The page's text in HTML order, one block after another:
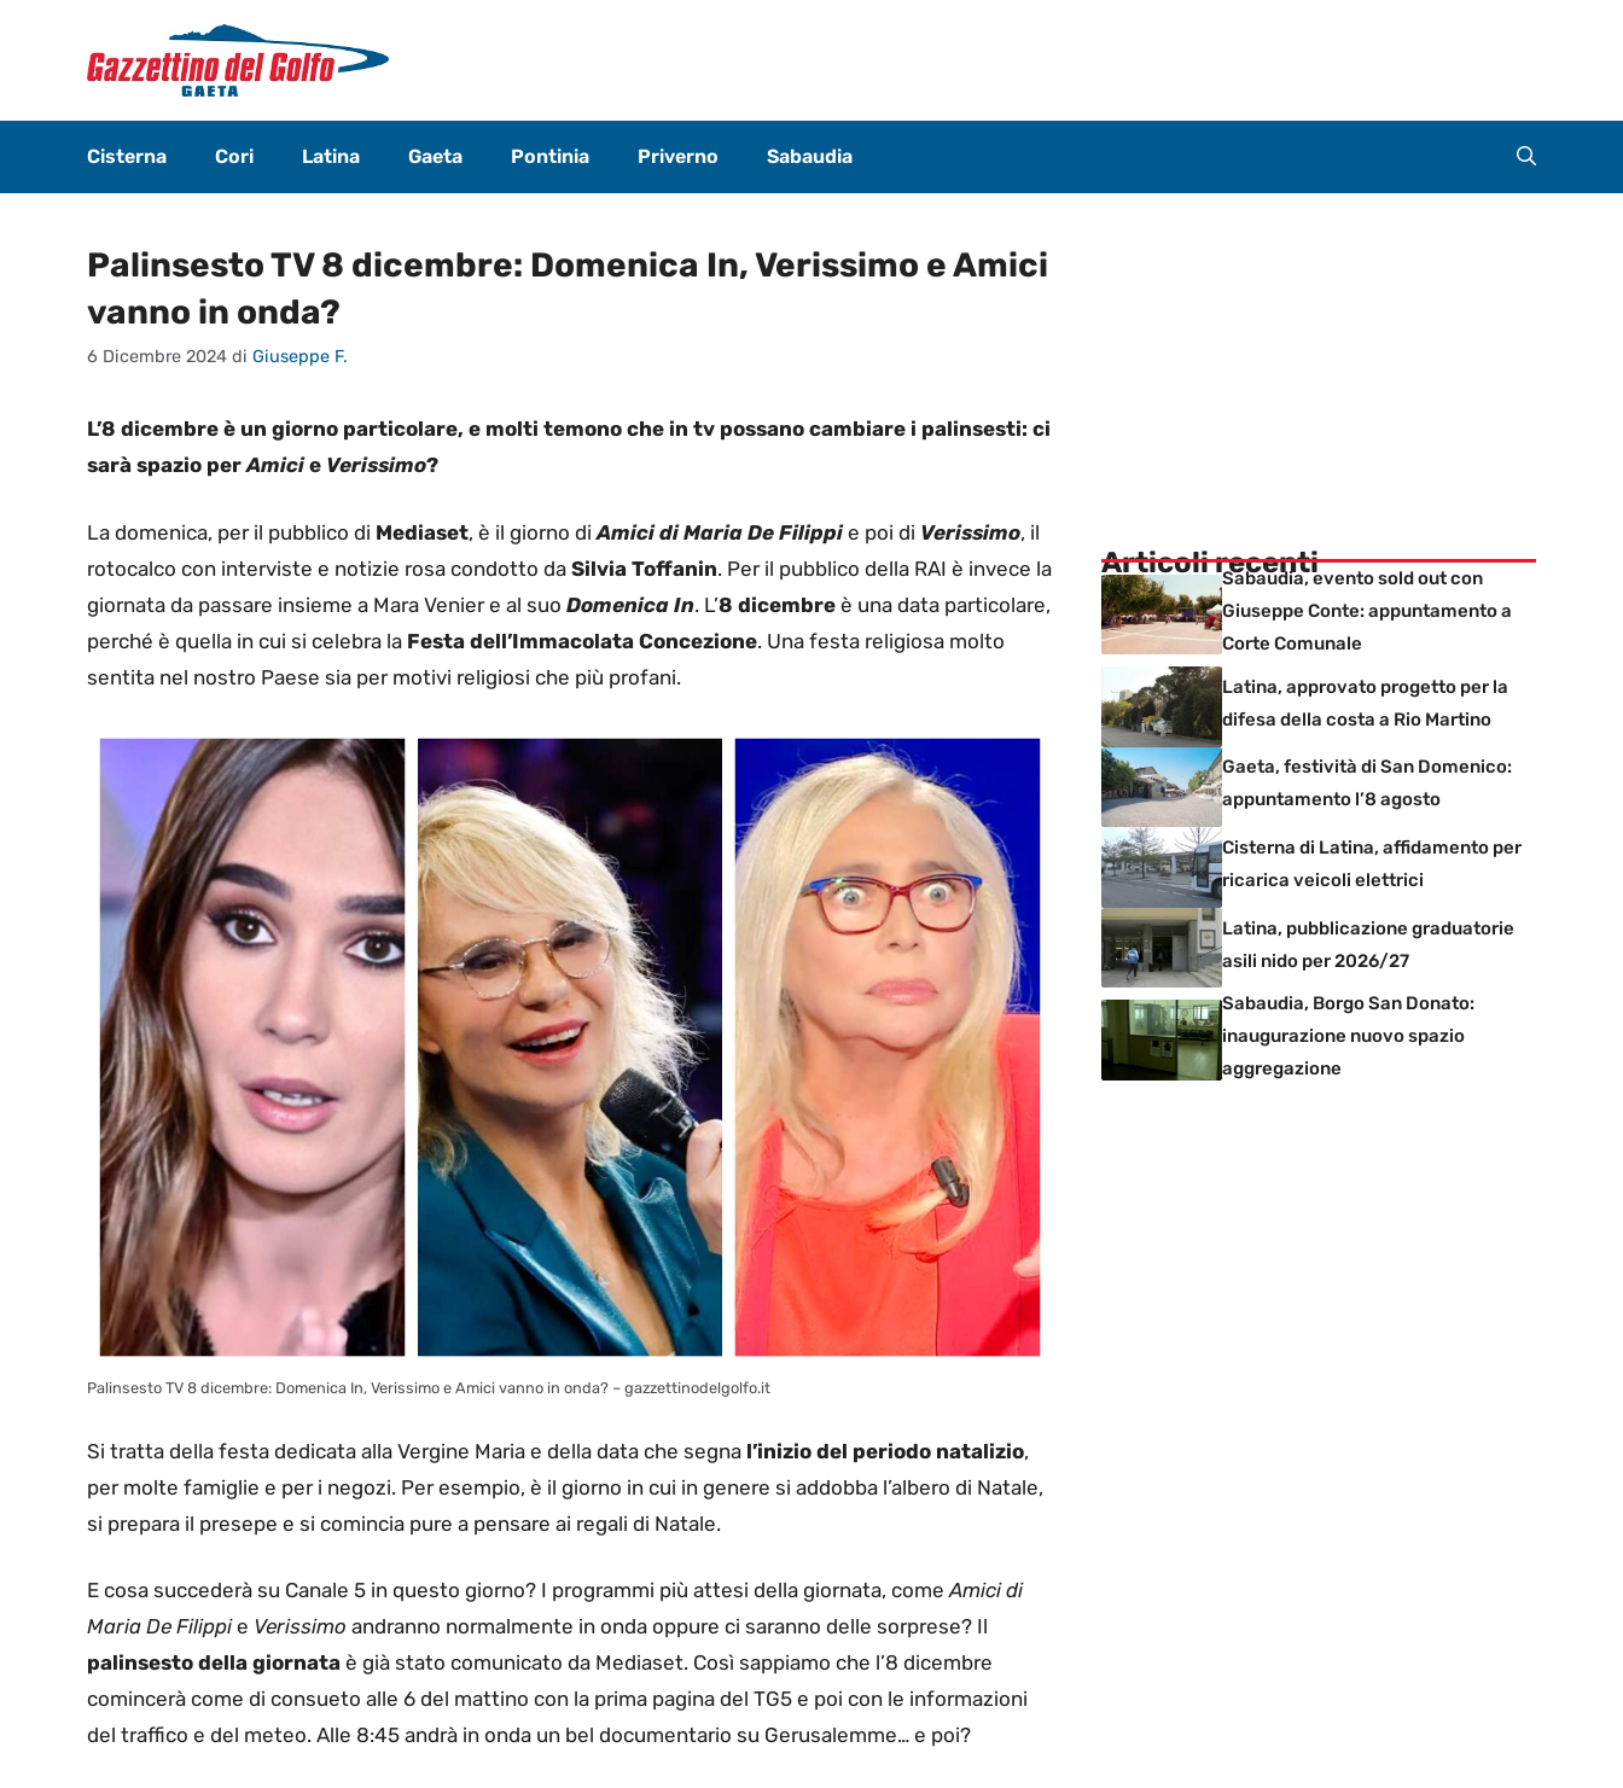
contenuto
Cisterna Cori Latina Gaeta Pontinia Priverno Sabaudia
Palinsesto TV 8 dicembre: Domenica In, Verissimo e Amici
vanno in onda?
6 Dicembre 2024 di Giuseppe F.
L’8 dicembre è un giorno particolare, e molti temono che in tv possano cambiare i palinsesti: ci
sarà spazio perAmicie Verissimo?
La domenica, per il pubblico di Mediaset, è il giorno diAmici di Maria De Filippie poi di Verissimo, il
rotocalco con interviste e notizie rosa condotto da Silvia Toffanin. Per il pubblico della RAI è invece la
giornata da passare insieme a Mara Venier e al suo Domenica In. L’8 dicembre è una data particolare,
perché è quella in cui si celebra la Festa dell’Immacolata Concezione. Una festa religiosa molto
sentita nel nostro Paese sia per motivi religiosi che più profani.
Palinsesto TV 8 dicembre: Domenica In, Verissimo e Amici vanno in onda? – gazzettinodelgolfo.it
Si tratta della festa dedicata alla Vergine Maria e della data che segna l’inizio del periodo natalizio,
per molte famiglie e per i negozi. Per esempio, è il giorno in cui in genere si addobba l’albero di Natale,
si prepara il presepe e si comincia pure a pensare ai regali di Natale.
E cosa succederà su Canale 5 in questo giorno? I programmi più attesi della giornata, comeAmici di
Maria De Filippie Verissimo andranno normalmente in onda oppure ci saranno delle sorprese? Il
palinsesto della giornata è già stato comunicato da Mediaset. Così sappiamo che l’8 dicembre
comincerà come di consueto alle 6 del mattino con la prima pagina del TG5 e poi con le informazioni
del traffico e del meteo. Alle 8:45 andrà in onda un bel documentario su Gerusalemme… e poi?
Articoli recentiSabaudia, evento sold out con
Giuseppe Conte: appuntamento a
Corte Comunale
Latina, approvato progetto per la
difesa della costa a Rio Martino
Gaeta, festività di San Domenico:
appuntamento l’8 agosto
Cisterna di Latina, affidamento per
ricarica veicoli elettrici
Latina, pubblicazione graduatorie
asili nido per 2026/27
Sabaudia, Borgo San Donato:
inaugurazione nuovo spazio
aggregazione